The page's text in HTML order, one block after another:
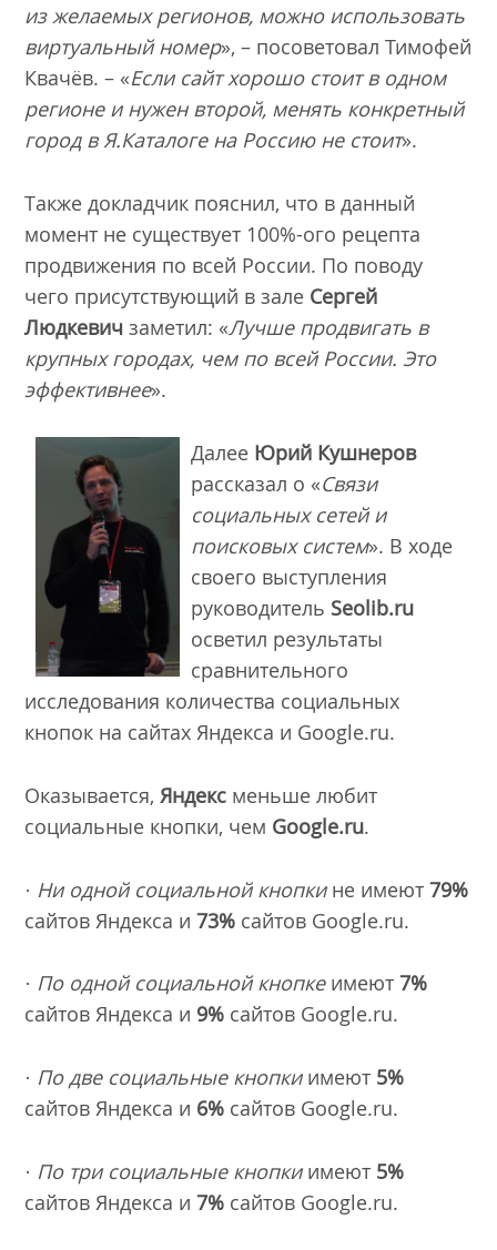
из желаемых регионов, можно использовать
виртуальный номер», – посоветовал Тимофей
Квачёв. – «Если сайт хорошо стоит в одном
регионе и нужен второй, менять конкретный
город в Я.Каталоге на Россию не стоит».
Также докладчик пояснил, что в данный
момент не существует 100%-ого рецепта
продвижения по всей России. По поводу
чего присутствующий в зале Сергей
Людкевичзаметил: «Лучше продвигать в
крупных городах, чем по всей России. Это
эффективнее».
Далее Юрий Кушнеров
рассказал о «Связи
социальных сетей и
поисковых систем». В ходе
своего выступления
руководитель Seolib.ru
осветил результаты
сравнительного
исследования количества социальных
кнопок на сайтах Яндекса и Google.ru.
Оказывается,Яндекс меньше любит
социальные кнопки, чем Google.ru.
· Ни одной социальной кнопкине имеют79%
сайтов Яндекса и73% сайтов Google.ru.
· По одной социальной кнопкеимеют7%
сайтов Яндекса и 9% сайтов Google.ru.
· По две социальные кнопки имеют 5%
сайтов Яндекса и 6% сайтов Google.ru.
· По три социальные кнопкиимеют 5%
сайтов Яндекса и7% сайтов Google.ru.